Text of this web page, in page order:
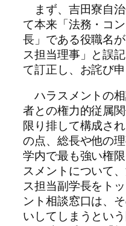
まず、吉田寮自
て本来「法務・コ
長」である役職名
ス担当理事」と誤
て訂正し、お詫び申
ハラスメントの
者との権力的従属
限り排して構成さ
の点、総長や他の
学内で最も強い権
スメントについて
ス担当副学長をト
ント相談窓口は、
いしてしまうとい